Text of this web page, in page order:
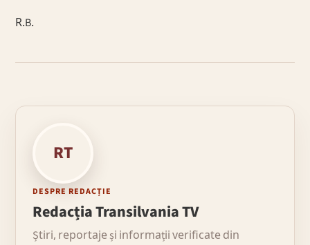
R.B.
RT
DESPRE REDACȚIE
Redacția Transilvania TV
Știri, reportaje și informații verificate din